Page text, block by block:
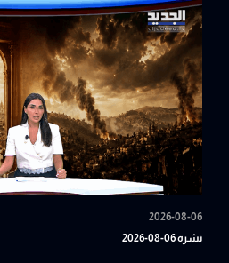
2026-08-06
نشرة 06-08-2026